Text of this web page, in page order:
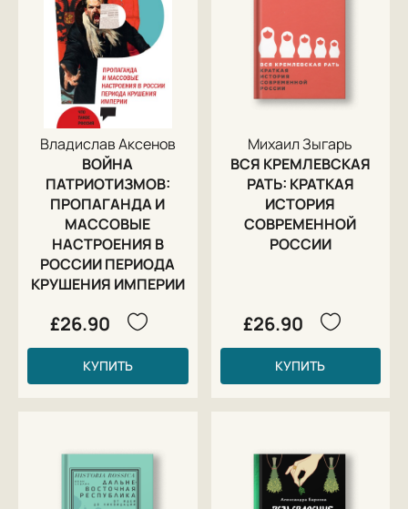
Владислав Аксенов
ВОЙНА
ПАТРИОТИЗМОВ:
ПРОПАГАНДА И
МАССОВЫЕ
НАСТРОЕНИЯ В
РОССИИ ПЕРИОДА
КРУШЕНИЯ ИМПЕРИИ
£26.90
КУПИТЬ
Михаил Зыгарь
ВСЯ КРЕМЛЕВСКАЯ
РАТЬ: КРАТКАЯ
ИСТОРИЯ
СОВРЕМЕННОЙ
РОССИИ
£26.90
КУПИТЬ